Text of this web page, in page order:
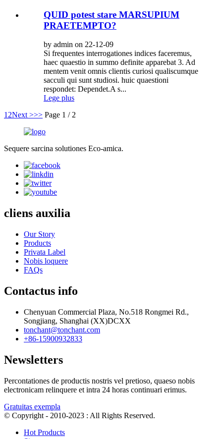
QUID potest stare MARSUPIUM
PRAETEMPTO?
by admin on 22-12-09
Si frequentes interrogationes indices faceremus,
haec quaestio in summo definite apparebat 3. Ad
mentem venit omnis clientis curiosi qualiscumque
sacculi qui sunt studiosi. huic quaestioni
respondet: Dependet.A s...
Lege plus
1 2Next >>> Page 1 / 2
Sequere sarcina solutiones Eco-amica.
cliens auxilia
Our Story
Products
Privata Label
Nobis loquere
FAQs
Contactus info
Chenyuan Commercial Plaza, No.518 Rongmei Rd.,
Songjiang, Shanghai (XX)DCXX
tonchant@tonchant.com
+86-15900932833
Newsletters
Percontationes de productis nostris vel pretioso, quaeso nobis
electronicam relinquere et intra 24 horas continuari erimus.
Gratuitas exempla
© Copyright - 2010-2023 : All Rights Reserved.
Hot Products